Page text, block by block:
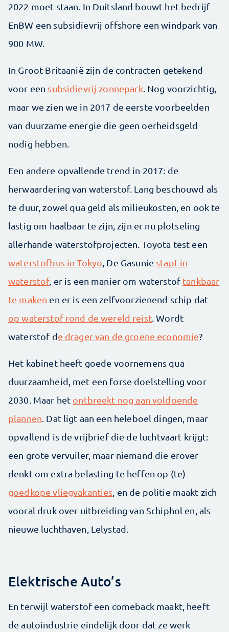
2022 moet staan. In Duitsland bouwt het bedrijf
EnBW een subsidievrij offshore een windpark van
900 MW.
In Groot-Britaanië zijn de contracten getekend
voor een subsidievrij zonnepark. Nog voorzichtig,
maar we zien we in 2017 de eerste voorbeelden
van duurzame energie die geen oerheidsgeld
nodig hebben.
Een andere opvallende trend in 2017: de
herwaardering van waterstof. Lang beschouwd als
te duur, zowel qua geld als milieukosten, en ook te
lastig om haalbaar te zijn, zijn er nu plotseling
allerhande waterstofprojecten. Toyota test een
waterstofbus in Tokyo , De Gasunie stapt in
waterstof, er is een manier om waterstof tankbaar
te maken en er is een zelfvoorzienend schip dat
op waterstof rond de wereld reist. Wordt
waterstof de drager van de groene economie?
Het kabinet heeft goede voornemens qua
duurzaamheid, met een forse doelstelling voor
2030. Maar het ontbreekt nog aan voldoende
plannen . Dat ligt aan een heleboel dingen, maar
opvallend is de vrijbrief die de luchtvaart krijgt:
een grote vervuiler, maar niemand die erover
denkt om extra belasting te heffen op (te)
goedkope vliegvakanties , en de politie maakt zich
vooral druk over uitbreiding van Schiphol en, als
nieuwe luchthaven, Lelystad.
Elektrische Auto’s
En terwijl waterstof een comeback maakt, heeft
de autoindustrie eindelijk door dat ze werk